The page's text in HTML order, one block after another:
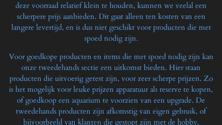
deze voorraad relatief klein te houden, kunnen we veelal een
scherpere prijs aanbieden. Dit gaat alleen ten kosten van een
langere levertijd, en is dus niet geschikt voor producten die met
spoed nodig zijn.
Voor goedkope producten en items die met spoed nodig zijn kan
onze tweedehands sectie een uitkomst bieden. Hier staan
producten die uitvoerig getest zijn, voor zeer scherpe prijzen. Zo
is het mogelijk voor leuke prijzen apparatuur als reserve te kopen,
of goedkoop een aquarium te voorzien van een upgrade. De
tweedehands producten zijn afkomstig van eigen gebruik, of
bijvoorbeeld van klanten die gestopt zijn met de hobby.